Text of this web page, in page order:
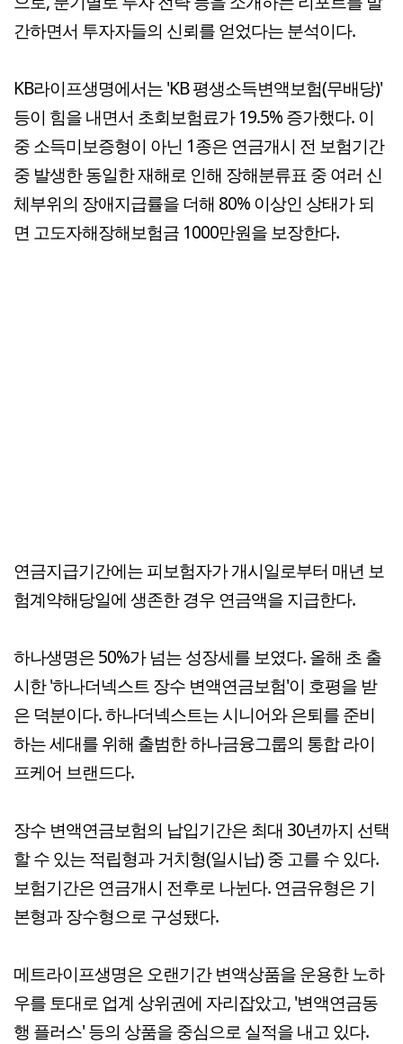
간하면서 투자자들의 신뢰를 얻었다는 분석이다.
KB라이프생명에서는 'KB 평생소득변액보험(무배당)'
등이 힘을 내면서 초회보험료가 19.5% 증가했다. 이
중 소득미보증형이 아닌 1종은 연금개시 전 보험기간
중 발생한 동일한 재해로 인해 장해분류표 중 여러 신
체부위의 장애지급률을 더해 80% 이상인 상태가 되
면 고도자해장해보험금 1000만원을 보장한다.
연금지급기간에는 피보험자가 개시일로부터 매년 보
험계약해당일에 생존한 경우 연금액을 지급한다.
하나생명은 50%가 넘는 성장세를 보였다. 올해 초 출
시한 '하나더넥스트 장수 변액연금보험'이 호평을 받
은 덕분이다. 하나더넥스트는 시니어와 은퇴를 준비
하는 세대를 위해 출범한 하나금융그룹의 통합 라이
프케어 브랜드다.
장수 변액연금보험의 납입기간은 최대 30년까지 선택
할 수 있는 적립형과 거치형(일시납) 중 고를 수 있다.
보험기간은 연금개시 전후로 나뉜다. 연금유형은 기
본형과 장수형으로 구성됐다.
메트라이프생명은 오랜기간 변액상품을 운용한 노하
우를 토대로 업계 상위권에 자리잡았고, '변액연금동
행 플러스' 등의 상품을 중심으로 실적을 내고 있다.